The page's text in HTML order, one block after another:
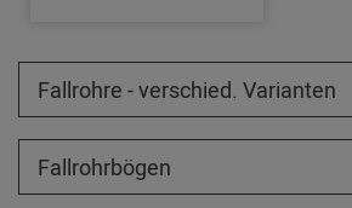
Fallrohre - verschied. Varianten
Fallrohrbögen